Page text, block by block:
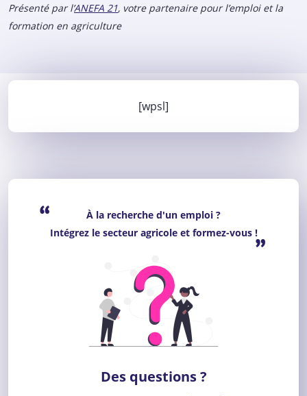
Présenté par l’ANEFA 21, votre partenaire pour l’emploi et la
formation en agriculture
[wpsl]
“
À la recherche d'un emploi ?
Intégrez le secteur agricole et formez-vous !”
Des questions ?